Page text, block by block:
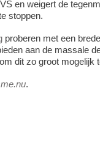
en weigert de
stoppen.
proberen met een
aan de massale
dit zo groot mogelijk
.